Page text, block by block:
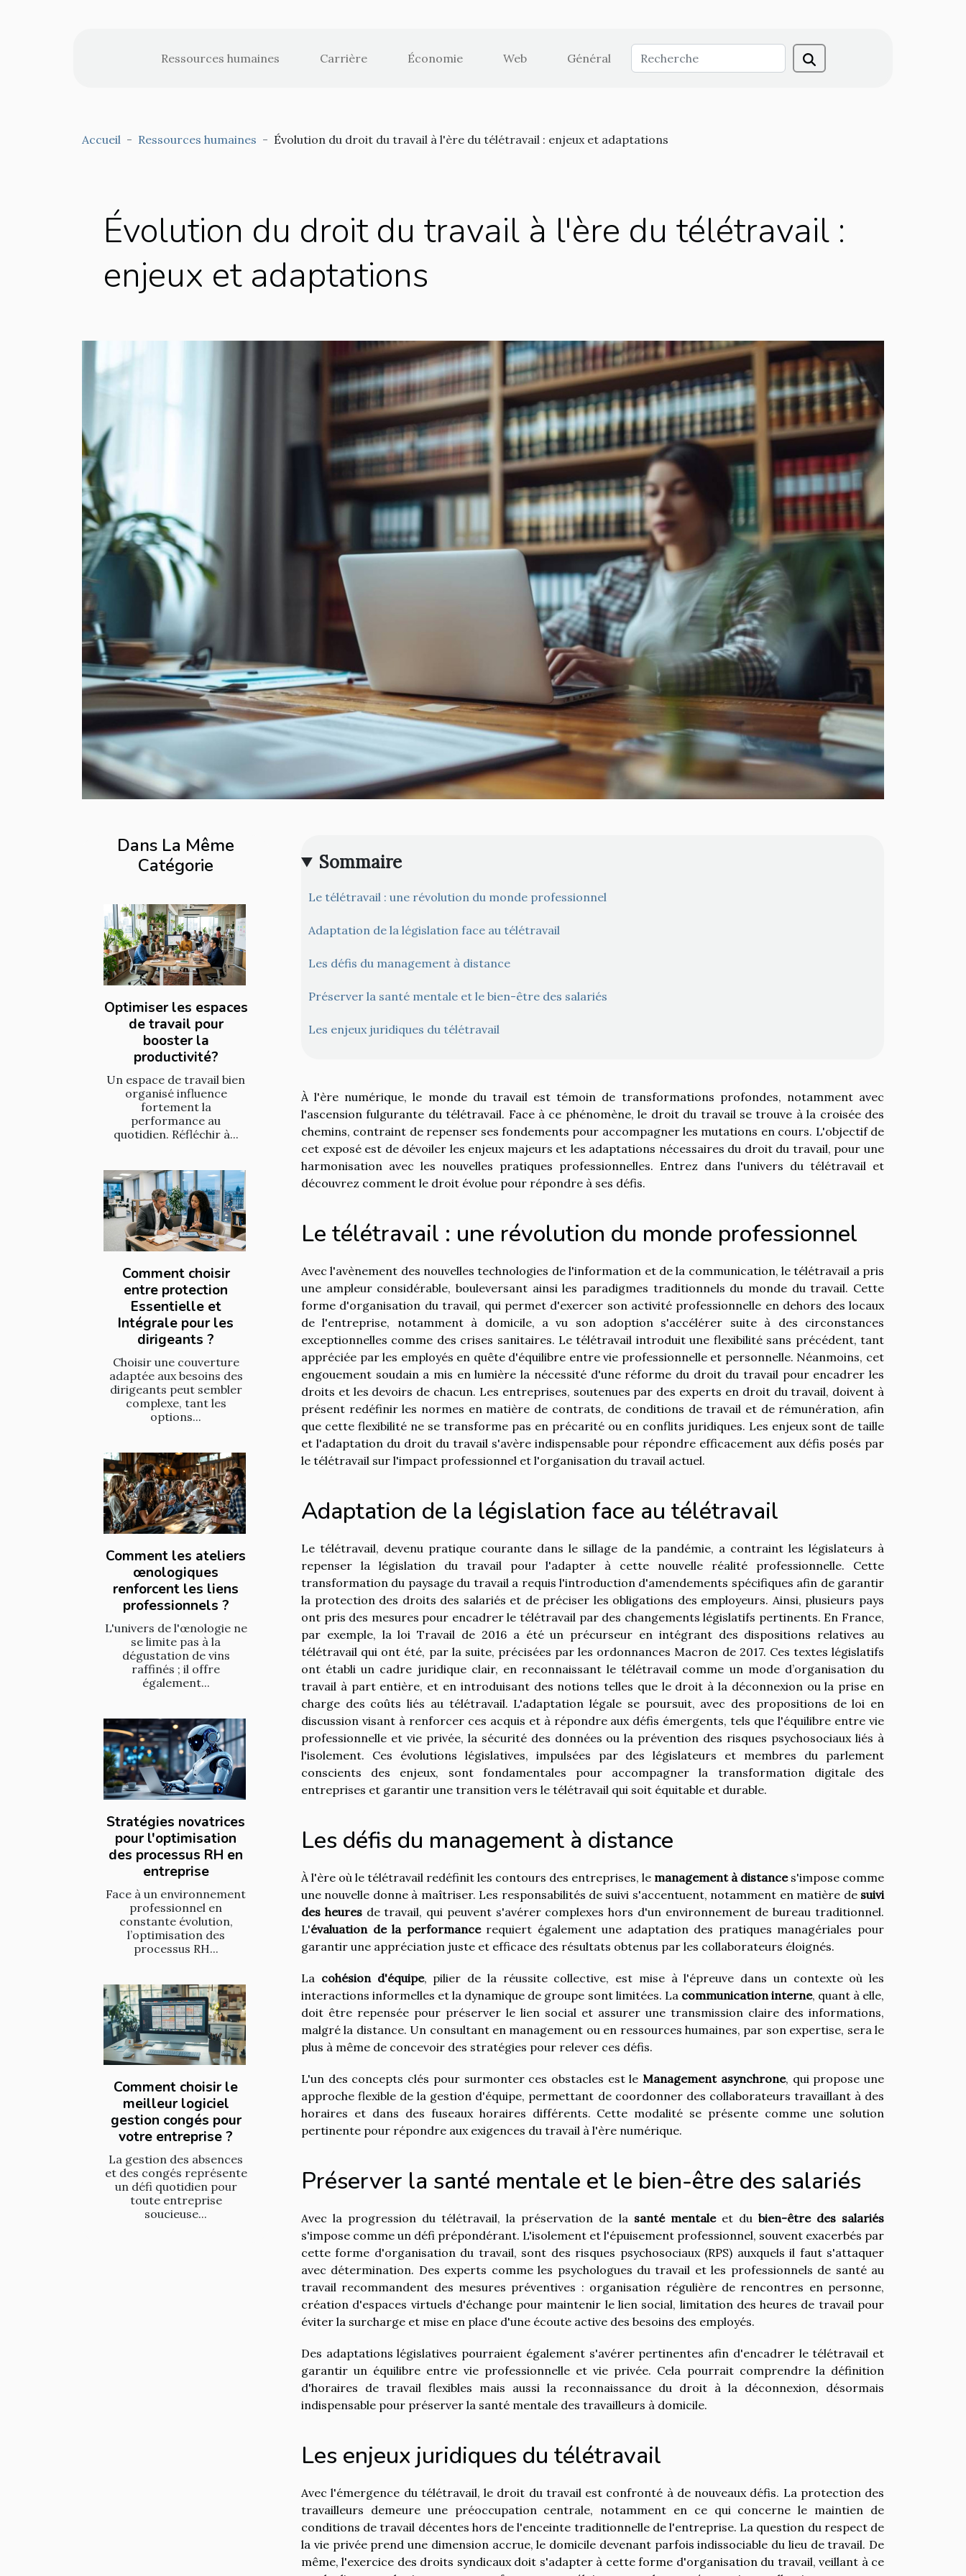
Ressources humaines Carrière Économie Web Général
Accueil Ressources humaines Évolution du droit du travail à l'ère du télétravail : enjeux et adaptations
Évolution du droit du travail à l'ère du télétravail :
enjeux et adaptations
Dans La Même
Catégorie
Optimiser les espaces
de travail pour
booster la
productivité?
Un espace de travail bien
organisé influence
fortement la
performance au
quotidien. Réfléchir à...
Comment choisir
entre protection
Essentielle et
Intégrale pour les
dirigeants ?
Choisir une couverture
adaptée aux besoins des
dirigeants peut sembler
complexe, tant les
options...
Comment les ateliers
œnologiques
renforcent les liens
professionnels ?
L'univers de l'œnologie ne
se limite pas à la
dégustation de vins
raffinés ; il offre
également...
Stratégies novatrices
pour l'optimisation
des processus RH en
entreprise
Face à un environnement
professionnel en
constante évolution,
l’optimisation des
processus RH...
Comment choisir le
meilleur logiciel
gestion congés pour
votre entreprise ?
La gestion des absences
et des congés représente
un défi quotidien pour
toute entreprise
soucieuse...
Sommaire
Le télétravail : une révolution du monde professionnel
Adaptation de la législation face au télétravail
Les défis du management à distance
Préserver la santé mentale et le bien-être des salariés
Les enjeux juridiques du télétravail
À l'ère numérique, le monde du travail est témoin de transformations profondes, notamment avec
l'ascension fulgurante du télétravail. Face à ce phénomène, le droit du travail se trouve à la croisée des
chemins, contraint de repenser ses fondements pour accompagner les mutations en cours. L'objectif de
cet exposé est de dévoiler les enjeux majeurs et les adaptations nécessaires du droit du travail, pour une
harmonisation avec les nouvelles pratiques professionnelles. Entrez dans l'univers du télétravail et
découvrez comment le droit évolue pour répondre à ses défis.
Le télétravail : une révolution du monde professionnel
Avec l'avènement des nouvelles technologies de l'information et de la communication, le télétravail a pris
une ampleur considérable, bouleversant ainsi les paradigmes traditionnels du monde du travail. Cette
forme d'organisation du travail, qui permet d'exercer son activité professionnelle en dehors des locaux
de l'entreprise, notamment à domicile, a vu son adoption s'accélérer suite à des circonstances
exceptionnelles comme des crises sanitaires. Le télétravail introduit une flexibilité sans précédent, tant
appréciée par les employés en quête d'équilibre entre vie professionnelle et personnelle. Néanmoins, cet
engouement soudain a mis en lumière la nécessité d'une réforme du droit du travail pour encadrer les
droits et les devoirs de chacun. Les entreprises, soutenues par des experts en droit du travail, doivent à
présent redéfinir les normes en matière de contrats, de conditions de travail et de rémunération, afin
que cette flexibilité ne se transforme pas en précarité ou en conflits juridiques. Les enjeux sont de taille
et l'adaptation du droit du travail s'avère indispensable pour répondre efficacement aux défis posés par
le télétravail sur l'impact professionnel et l'organisation du travail actuel.
Adaptation de la législation face au télétravail
Le télétravail, devenu pratique courante dans le sillage de la pandémie, a contraint les législateurs à
repenser la législation du travail pour l'adapter à cette nouvelle réalité professionnelle. Cette
transformation du paysage du travail a requis l'introduction d'amendements spécifiques afin de garantir
la protection des droits des salariés et de préciser les obligations des employeurs. Ainsi, plusieurs pays
ont pris des mesures pour encadrer le télétravail par des changements législatifs pertinents. En France,
par exemple, la loi Travail de 2016 a été un précurseur en intégrant des dispositions relatives au
télétravail qui ont été, par la suite, précisées par les ordonnances Macron de 2017. Ces textes législatifs
ont établi un cadre juridique clair, en reconnaissant le télétravail comme un mode d’organisation du
travail à part entière, et en introduisant des notions telles que le droit à la déconnexion ou la prise en
charge des coûts liés au télétravail. L'adaptation légale se poursuit, avec des propositions de loi en
discussion visant à renforcer ces acquis et à répondre aux défis émergents, tels que l'équilibre entre vie
professionnelle et vie privée, la sécurité des données ou la prévention des risques psychosociaux liés à
l'isolement. Ces évolutions législatives, impulsées par des législateurs et membres du parlement
conscients des enjeux, sont fondamentales pour accompagner la transformation digitale des
entreprises et garantir une transition vers le télétravail qui soit équitable et durable.
Les défis du management à distance
À l'ère où le télétravail redéfinit les contours des entreprises, le management à distances'impose comme
une nouvelle donne à maîtriser. Les responsabilités de suivi s'accentuent, notamment en matière de suivi
des heuresde travail, qui peuvent s'avérer complexes hors d'un environnement de bureau traditionnel.
L'évaluation de la performancerequiert également une adaptation des pratiques managériales pour
garantir une appréciation juste et efficace des résultats obtenus par les collaborateurs éloignés.
La cohésion d'équipe, pilier de la réussite collective, est mise à l'épreuve dans un contexte où les
interactions informelles et la dynamique de groupe sont limitées. La communication interne, quant à elle,
doit être repensée pour préserver le lien social et assurer une transmission claire des informations,
malgré la distance. Un consultant en management ou en ressources humaines, par son expertise, sera le
plus à même de concevoir des stratégies pour relever ces défis.
L'un des concepts clés pour surmonter ces obstacles est le Management asynchrone, qui propose une
approche flexible de la gestion d'équipe, permettant de coordonner des collaborateurs travaillant à des
horaires et dans des fuseaux horaires différents. Cette modalité se présente comme une solution
pertinente pour répondre aux exigences du travail à l'ère numérique.
Préserver la santé mentale et le bien-être des salariés
Avec la progression du télétravail, la préservation de la santé mentaleet du bien-être des salariés
s'impose comme un défi prépondérant. L'isolement et l'épuisement professionnel, souvent exacerbés par
cette forme d'organisation du travail, sont des risques psychosociaux (RPS) auxquels il faut s'attaquer
avec détermination. Des experts comme les psychologues du travail et les professionnels de santé au
travail recommandent des mesures préventives : organisation régulière de rencontres en personne,
création d'espaces virtuels d'échange pour maintenir le lien social, limitation des heures de travail pour
éviter la surcharge et mise en place d'une écoute active des besoins des employés.
Des adaptations législatives pourraient également s'avérer pertinentes afin d'encadrer le télétravail et
garantir un équilibre entre vie professionnelle et vie privée. Cela pourrait comprendre la définition
d'horaires de travail flexibles mais aussi la reconnaissance du droit à la déconnexion, désormais
indispensable pour préserver la santé mentale des travailleurs à domicile.
Les enjeux juridiques du télétravail
Avec l'émergence du télétravail, le droit du travail est confronté à de nouveaux défis. La protection des
travailleurs demeure une préoccupation centrale, notamment en ce qui concerne le maintien de
conditions de travail décentes hors de l'enceinte traditionnelle de l'entreprise. La question du respect de
la vie privée prend une dimension accrue, le domicile devenant parfois indissociable du lieu de travail. De
même, l'exercice des droits syndicaux doit s'adapter à cette forme d'organisation du travail, veillant à ce